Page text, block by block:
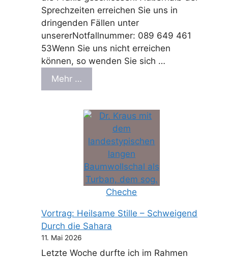
Sprechzeiten erreichen Sie uns in
dringenden Fällen unter
unsererNotfallnummer: 089 649 461
53Wenn Sie uns nicht erreichen
können, so wenden Sie sich …
Mehr …
Vortrag: Heilsame Stille – Schweigend
Durch die Sahara
11. Mai 2026
Letzte Woche durfte ich im Rahmen